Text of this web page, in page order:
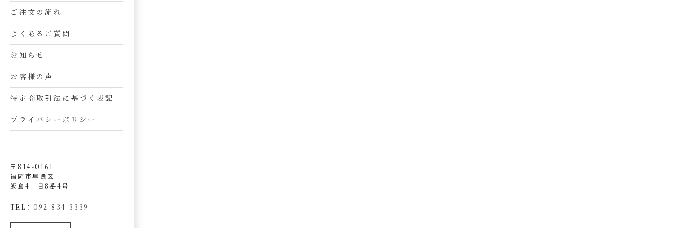
ご注文の流れ
よくあるご質問
お知らせ
お客様の声
特定商取引法に基づく表記
プライバシーポリシー
〒814-0161
福岡市早良区
飯倉4丁目8番4号
TEL： 092-834-3339